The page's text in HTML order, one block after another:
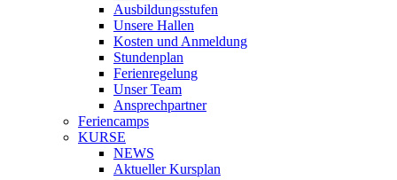
Ausbildungsstufen
Unsere Hallen
Kosten und Anmeldung
Stundenplan
Ferienregelung
Unser Team
Ansprechpartner
Feriencamps
KURSE
NEWS
Aktueller Kursplan